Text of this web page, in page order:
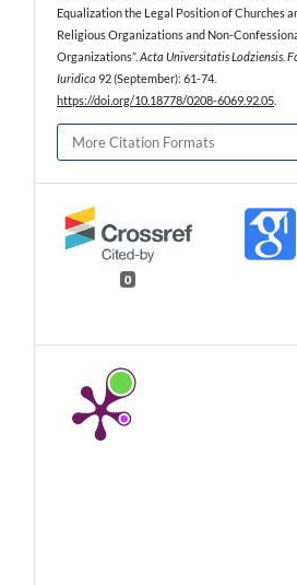
Equalization the Legal Position of Churches
Religious Organizations and Non-
Organizations”. Acta Universitatis Lodziensis.
Iuridica 92 (September): 61-74.
https://doi.org/10.18778/0208-6069.92.05
More Citation Formats
0